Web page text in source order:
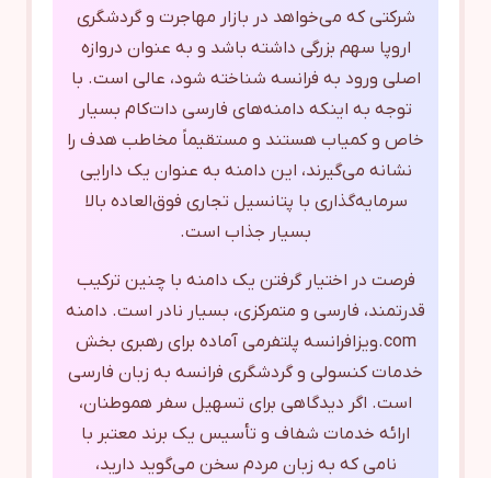
شرکتی که می‌خواهد در بازار مهاجرت و گردشگری
اروپا سهم بزرگی داشته باشد و به عنوان دروازه
اصلی ورود به فرانسه شناخته شود، عالی است. با
توجه به اینکه دامنه‌های فارسی دات‌کام بسیار
خاص و کمیاب هستند و مستقیماً مخاطب هدف را
نشانه می‌گیرند، این دامنه به عنوان یک دارایی
سرمایه‌گذاری با پتانسیل تجاری فوق‌العاده بالا
بسیار جذاب است.
فرصت در اختیار گرفتن یک دامنه با چنین ترکیب
قدرتمند، فارسی و متمرکزی، بسیار نادر است. دامنه
com.ویزافرانسه پلتفرمی آماده برای رهبری بخش
خدمات کنسولی و گردشگری فرانسه به زبان فارسی
است. اگر دیدگاهی برای تسهیل سفر هموطنان،
ارائه خدمات شفاف و تأسیس یک برند معتبر با
نامی که به زبان مردم سخن می‌گوید دارید،